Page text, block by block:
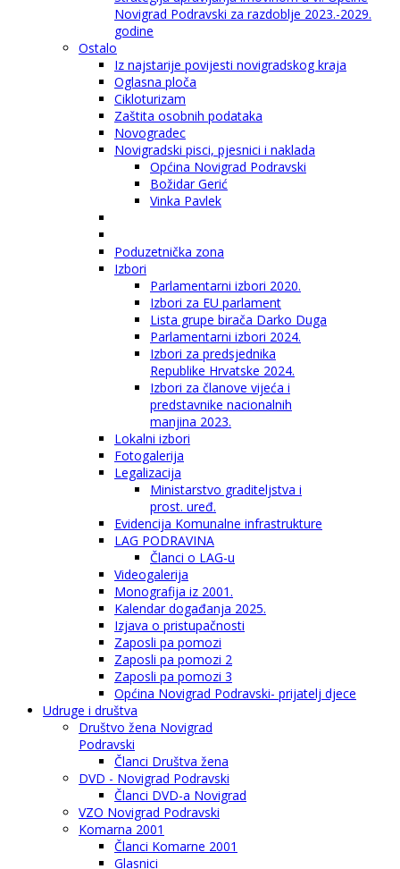
Novigrad Podravski za razdoblje 2023.-2029.
godine
Ostalo
Iz najstarije povijesti novigradskog kraja
Oglasna ploča
Cikloturizam
Zaštita osobnih podataka
Novogradec
Novigradski pisci, pjesnici i naklada
Općina Novigrad Podravski
Božidar Gerić
Vinka Pavlek
Poduzetnička zona
Izbori
Parlamentarni izbori 2020.
Izbori za EU parlament
Lista grupe birača Darko Duga
Parlamentarni izbori 2024.
Izbori za predsjednika
Republike Hrvatske 2024.
Izbori za članove vijeća i
predstavnike nacionalnih
manjina 2023.
Lokalni izbori
Fotogalerija
Legalizacija
Ministarstvo graditeljstva i
prost. uređ.
Evidencija Komunalne infrastrukture
LAG PODRAVINA
Članci o LAG-u
Videogalerija
Monografija iz 2001.
Kalendar događanja 2025.
Izjava o pristupačnosti
Zaposli pa pomozi
Zaposli pa pomozi 2
Zaposli pa pomozi 3
Općina Novigrad Podravski- prijatelj djece
Udruge i društva
Društvo žena Novigrad
Podravski
Članci Društva žena
DVD - Novigrad Podravski
Članci DVD-a Novigrad
VZO Novigrad Podravski
Komarna 2001
Članci Komarne 2001
Glasnici